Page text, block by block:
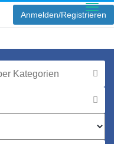
Anmelden/Registrieren